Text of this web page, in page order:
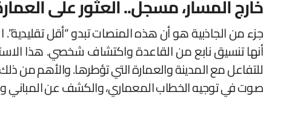
خارج المسار، مسجل.. العثور على
جزء من الجاذبية هو أن هذه المنصات تبدو “أقل
أنها تنسيق نابع من القاعدة واكتشاف شخصي. هذا
صوت في توجيه الخطاب المعماري، والكشف عن المباني